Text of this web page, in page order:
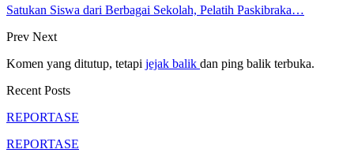
Satukan Siswa dari Berbagai Sekolah, Pelatih Paskibraka…
Prev Next
Komen yang ditutup, tetapi jejak balik dan ping balik terbuka.
Recent Posts
REPORTASE
REPORTASE